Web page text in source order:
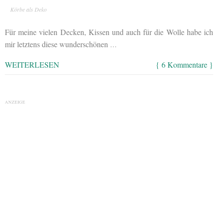
Körbe als Deko
Für meine vielen Decken, Kissen und auch für die Wolle habe ich
mir letztens diese wunderschönen …
WEITERLESEN { 6 Kommentare }
ANZEIGE